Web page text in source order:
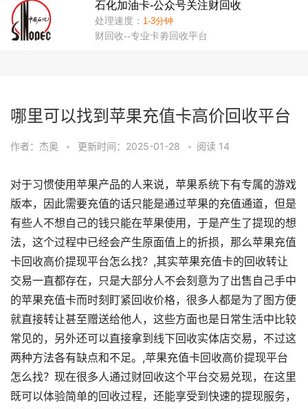
哪里可以找到苹果充值卡高价回收平台
作者：杰奥 • 更新时间：2025-01-28 • 阅读 14
对于习惯使用苹果产品的人来说，苹果系统下有专属的游戏
版本，因此需要充值的话只能是通过苹果的充值通道，但是
有些人不想自己的钱只能在苹果使用，于是产生了提现的想
法，这个过程中已经会产生原面值上的折损，那么苹果充值
卡回收高价提现平台怎么找？,其实苹果充值卡的回收转让
交易一直都存在，只是大部分人不会刻意为了出售自己手中
的苹果充值卡而时刻盯紧回收价格，很多人都是为了图方便
就直接转让甚至赠送给他人，这些方面也是日常生活中比较
常见的，另外还可以直接拿到线下回收实体店交易，不过这
两种方法各有缺点和不足。,苹果充值卡回收高价提现平台
怎么找？现在很多人通过财回收这个平台交易兑现，在这里
既可以体验简单的回收过程，还能享受到快速的提现服务，